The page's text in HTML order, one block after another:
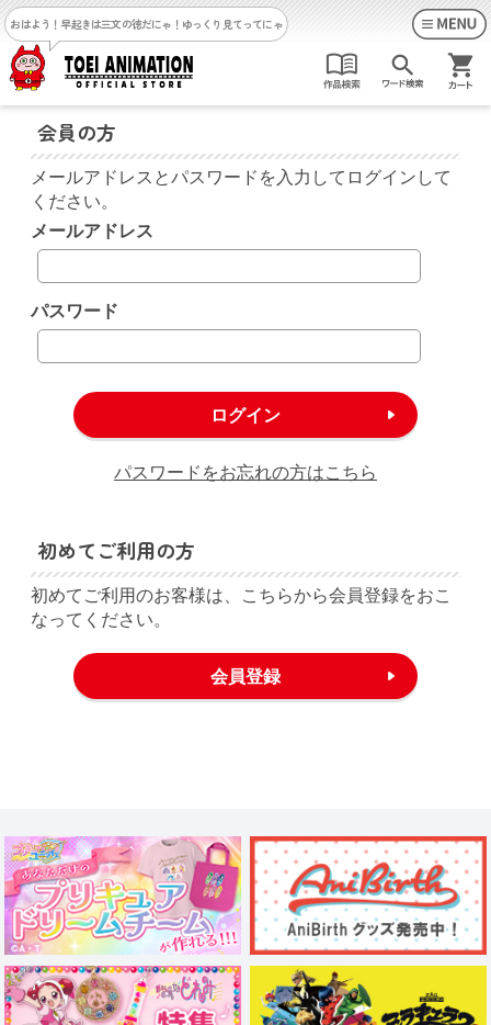
おはよう！早起きは三文の徳だにゃ！ ゆっくり見てってにゃ
会員の方
メールアドレスとパスワードを入力してログインして
ください。
メールアドレス
パスワード
パスワードをお忘れの方はこちら
初めてご利用の方
初めてご利用のお客様は、こちらから会員登録をおこ
なってください。